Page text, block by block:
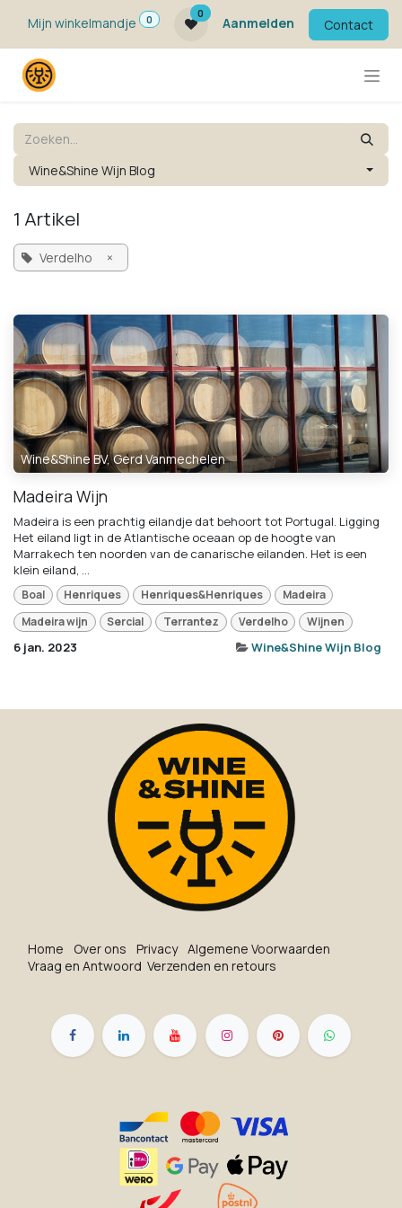
Mijn winkelmandje
0
0
Aanmelden Contact
Wine&Shine Wijn Blog
1 Artikel
Verdelho ×
Wine&Shine BV, Gerd Vanmechelen
Madeira Wijn
Madeira is een prachtig eilandje dat behoort tot Portugal. Ligging
Het eiland ligt in de Atlantische oceaan op de hoogte van
Marrakech ten noorden van de canarische eilanden. Het is een
klein eiland, ...
Boal Henriques Henriques&Henriques
Madeira
Madeira wijn
Sercial Terrantez Verdelho Wijnen
6 jan. 2023 Wine&Shine Wijn Blog
Ho​me O​ve​r on​s Privacy Algemene Voorwaarden
Vraag en Antwoord Verzenden en retours